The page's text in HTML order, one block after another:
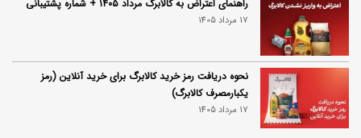
راهنمای اعتراض به کالابرگ مرداد ۱۴۰۵ + شماره پشتیبانی
17 مرداد 1405
نحوه دریافت رمز خرید کالابرگ برای خرید آنلاین (رمز
یکبارمصرف کالابرگ)
17 مرداد 1405